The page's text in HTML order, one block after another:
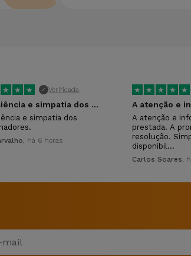
★ ★ ★ ✓ Verificada
A eficiência e simpatia dos trabalhadores.
e simpatia dos
, há 6 horas
★ ★ ★ ★ ★
A atenção e
prestada. A
resolução.
disponibil…
Carlos Soares,